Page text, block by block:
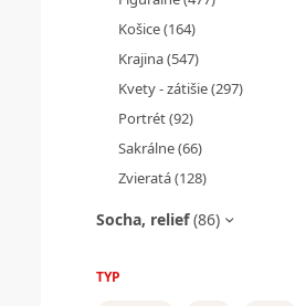
Košice(164)
Krajina(547)
Kvety - zátišie(297)
Portrét(92)
Sakrálne(66)
Zvieratá(128)
Socha, relief (86)
TYP